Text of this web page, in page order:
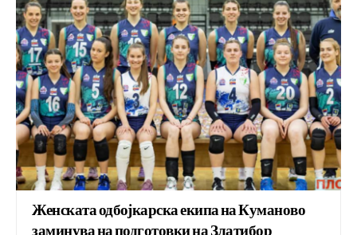
Женската одбојкарска екипа на Куманово
заминува на подготовки на Златибор